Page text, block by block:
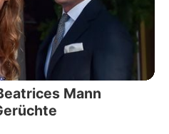
Mann